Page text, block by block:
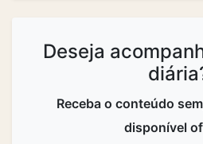
Deseja
Receba o conteúdo
disponível